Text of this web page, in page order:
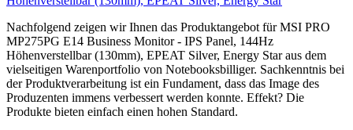
Nachfolgend zeigen wir Ihnen das Produktangebot für MSI PRO
MP275PG E14 Business Monitor - IPS Panel, 144Hz
Höhenverstellbar (130mm), EPEAT Silver, Energy Star aus dem
vielseitigen Warenportfolio von Notebooksbilliger. Sachkenntnis bei
der Produktverarbeitung ist ein Fundament, dass das Image des
Produzenten immens verbessert werden konnte. Effekt? Die
Produkte bieten einfach einen hohen Standard.